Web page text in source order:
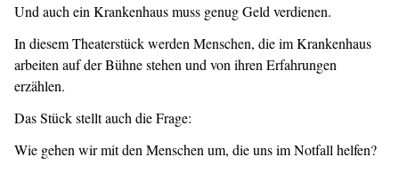
Und auch ein Krankenhaus muss genug Geld verdienen.
In diesem Theaterstück werden Menschen, die im Krankenhaus
arbeiten auf der Bühne stehen und von ihren Erfahrungen
erzählen.
Das Stück stellt auch die Frage:
Wie gehen wir mit den Menschen um, die uns im Notfall helfen?